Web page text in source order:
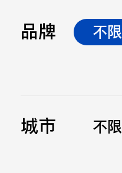
品牌 不限
城市 不限